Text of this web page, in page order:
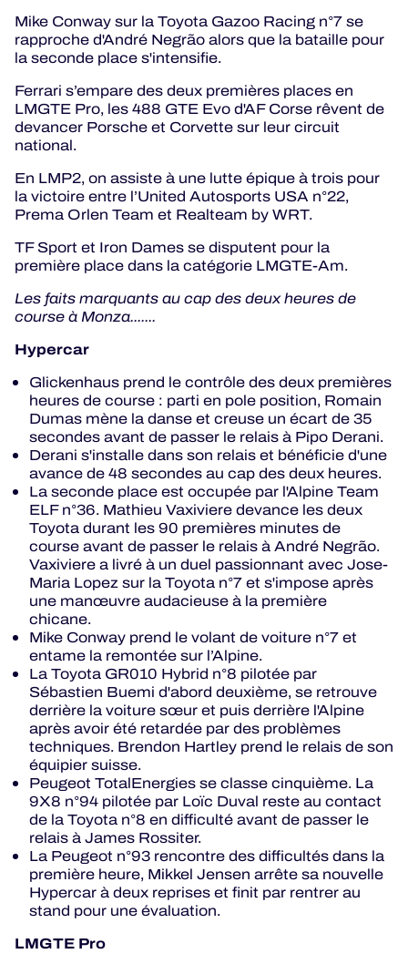
Mike Conway sur la Toyota Gazoo Racing n°7 se
rapproche d'André Negrão alors que la bataille pour
la seconde place s'intensifie.
Ferrari s’empare des deux premières places en
LMGTE Pro, les 488 GTE Evo d'AF Corse rêvent de
devancer Porsche et Corvette sur leur circuit
national.
En LMP2, on assiste à une lutte épique à trois pour
la victoire entre l’United Autosports USA n°22,
Prema Orlen Team et Realteam by WRT.
TF Sport et Iron Dames se disputent pour la
première place dans la catégorie LMGTE-Am.
Les faits marquants au cap des deux heures de
course à Monza.......
Hypercar
Glickenhaus prend le contrôle des deux premières
heures de course : parti en pole position, Romain
Dumas mène la danse et creuse un écart de 35
secondes avant de passer le relais à Pipo Derani.
Derani s'installe dans son relais et bénéficie d'une
avance de 48 secondes au cap des deux heures.
La seconde place est occupée par l'Alpine Team
ELF n°36. Mathieu Vaxiviere devance les deux
Toyota durant les 90 premières minutes de
course avant de passer le relais à André Negrão.
Vaxiviere a livré à un duel passionnant avec Jose-
Maria Lopez sur la Toyota n°7 et s'impose après
une manœuvre audacieuse à la première
chicane.
Mike Conway prend le volant de voiture n°7 et
entame la remontée sur l’Alpine.
La Toyota GR010 Hybrid n°8 pilotée par
Sébastien Buemi d'abord deuxième, se retrouve
derrière la voiture sœur et puis derrière l'Alpine
après avoir été retardée par des problèmes
techniques. Brendon Hartley prend le relais de son
équipier suisse.
Peugeot TotalEnergies se classe cinquième. La
9X8 n°94 pilotée par Loïc Duval reste au contact
de la Toyota n°8 en difficulté avant de passer le
relais à James Rossiter.
La Peugeot n°93 rencontre des difficultés dans la
première heure, Mikkel Jensen arrête sa nouvelle
Hypercar à deux reprises et finit par rentrer au
stand pour une évaluation.
LMGTE Pro